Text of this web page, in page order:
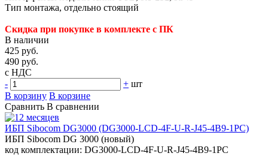
Тип монтажа, отдельно стоящий
Скидка при покупке в комплекте с ПК
В наличии
425 руб.
490 руб.
с НДС
-
+ шт
В корзину В корзине
Сравнить В сравнении
ИБП Sibocom DG3000 (DG3000-LCD-4F-U-R-J45-4B9-1PC)
ИБП Sibocom DG 3000 (новый)
код комплектации: DG3000-LCD-4F-U-R-J45-4B9-1PC